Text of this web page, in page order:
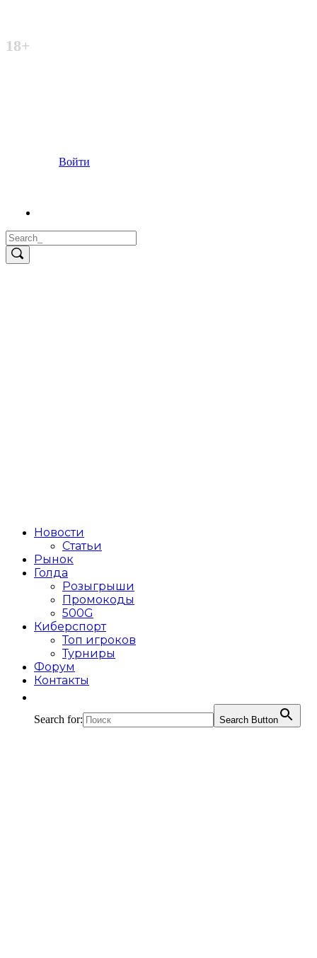
18+
Войти
Новости
Статьи
Рынок
Голда
Розыгрыши
Промокоды
500G
Киберспорт
Топ игроков
Турниры
Форум
Контакты
Search for: Search Button